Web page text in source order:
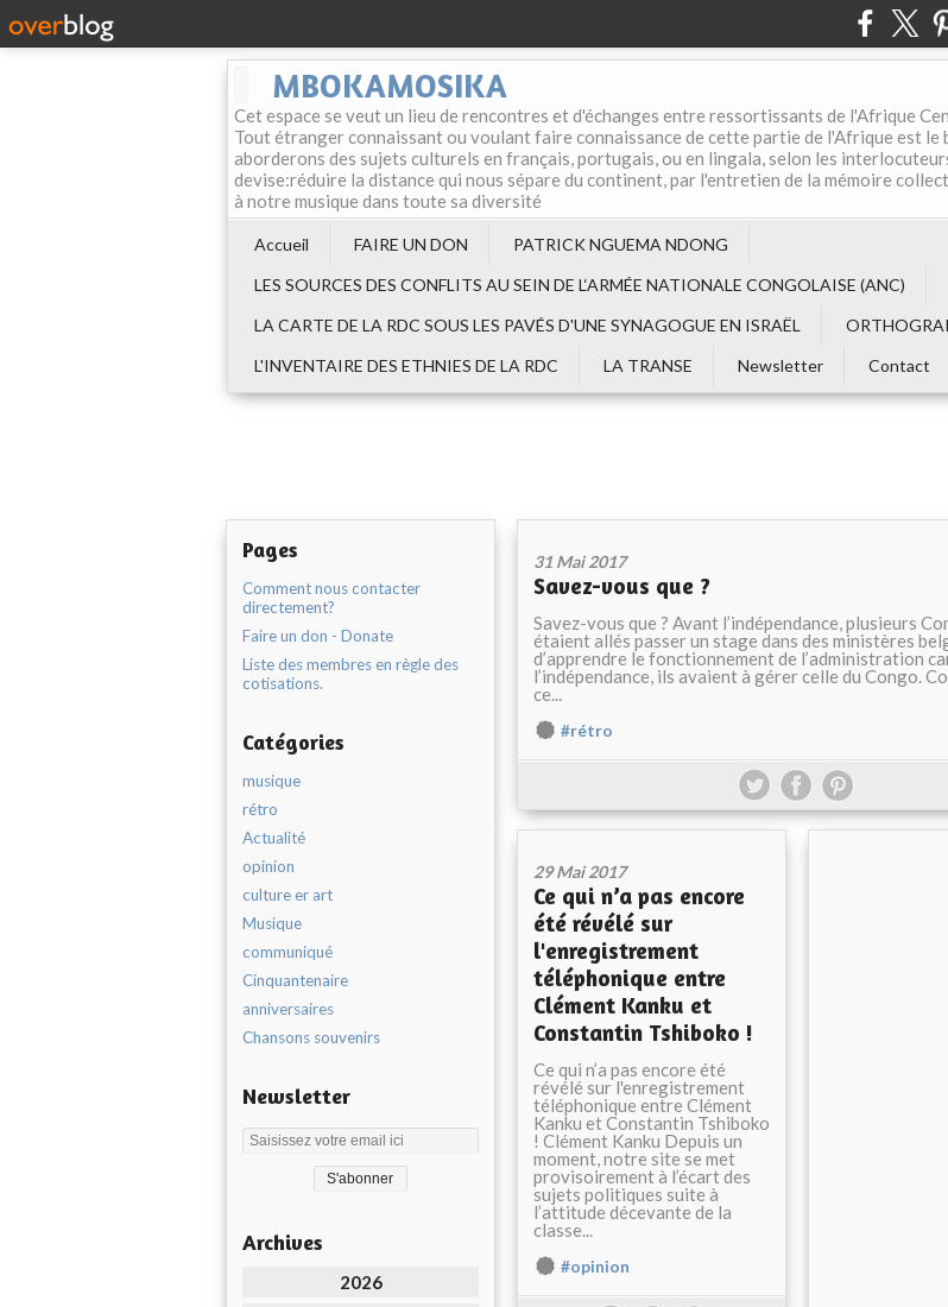
MBOKAMOSIKA
Cet espace se veut un lieu de rencontres et d'échanges entre ressortissants de l'Afrique
Tout étranger connaissant ou voulant faire connaissance de cette partie de l'Afrique est le
aborderons des sujets culturels en français, portugais, ou en lingala, selon les
devise:réduire la distance qui nous sépare du continent, par l'entretien de la mémoire
à notre musique dans toute sa diversité
Accueil FAIRE UN DON
PATRICK NGUEMA NDONG
LES SOURCES DES CONFLITS AU SEIN DE L‘ARMÉE NATIONALE CONGOLAISE (ANC)
LA CARTE DE LA RDC SOUS LES PAVÉS D'UNE SYNAGOGUE EN ISRAËL
L'INVENTAIRE DES ETHNIES DE LA RDC
LA TRANSE Newsletter Contact
Pages
Comment nous contacter
directement?
Faire un don - Donate
Liste des membres en règle des
cotisations.
Catégories
musique
rétro
Actualité
opinion
culture er art
Musique
communiqué
Cinquantenaire
anniversaires
Chansons souvenirs
Newsletter
Archives
2026
31 Mai 2017
Savez-vous que ?
Savez-vous que ? Avant l’indépendance, plusieurs
étaient allés passer un stage dans des ministères
d’apprendre le fonctionnement de l’administration
l’indépendance, ils avaient à gérer celle du Congo.
ce...
#rétro
29 Mai 2017
Ce qui n’a pas encore
été révélé sur
l'enregistrement
téléphonique entre
Clément Kanku et
Constantin Tshiboko !
Ce qui n’a pas encore été
révélé sur l'enregistrement
téléphonique entre Clément
Kanku et Constantin Tshiboko
! Clément Kanku Depuis un
moment, notre site se met
provisoirement à l’écart des
sujets politiques suite à
l’attitude décevante de la
classe...
#opinion